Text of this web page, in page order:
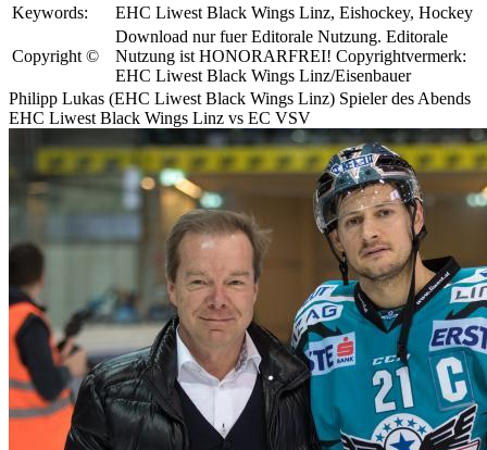
Keywords:
EHC Liwest Black Wings Linz, Eishockey, Hockey
Copyright ©
Download nur fuer Editorale Nutzung. Editorale
Nutzung ist HONORARFREI! Copyrightvermerk:
EHC Liwest Black Wings Linz/Eisenbauer
Philipp Lukas (EHC Liwest Black Wings Linz) Spieler des Abends
EHC Liwest Black Wings Linz vs EC VSV